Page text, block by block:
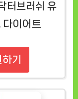
터브러쉬 유
다이어트
기